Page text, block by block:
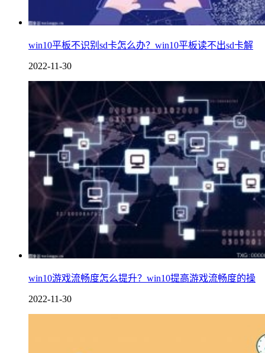
win10平板不识别sd卡怎么办？win10平板读不出sd卡解
2022-11-30
win10游戏流畅度怎么提升？win10提高游戏流畅度的操
2022-11-30